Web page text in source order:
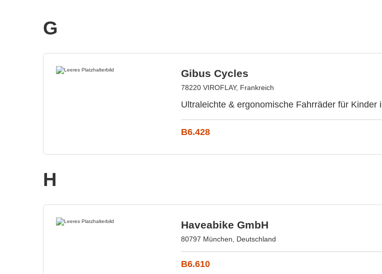
G
Gibus Cycles
78220 VIROFLAY, Frankreich
Ultraleichte & ergonomische Fahrräder für Kinder
B6.428
H
Haveabike GmbH
80797 München, Deutschland
B6.610